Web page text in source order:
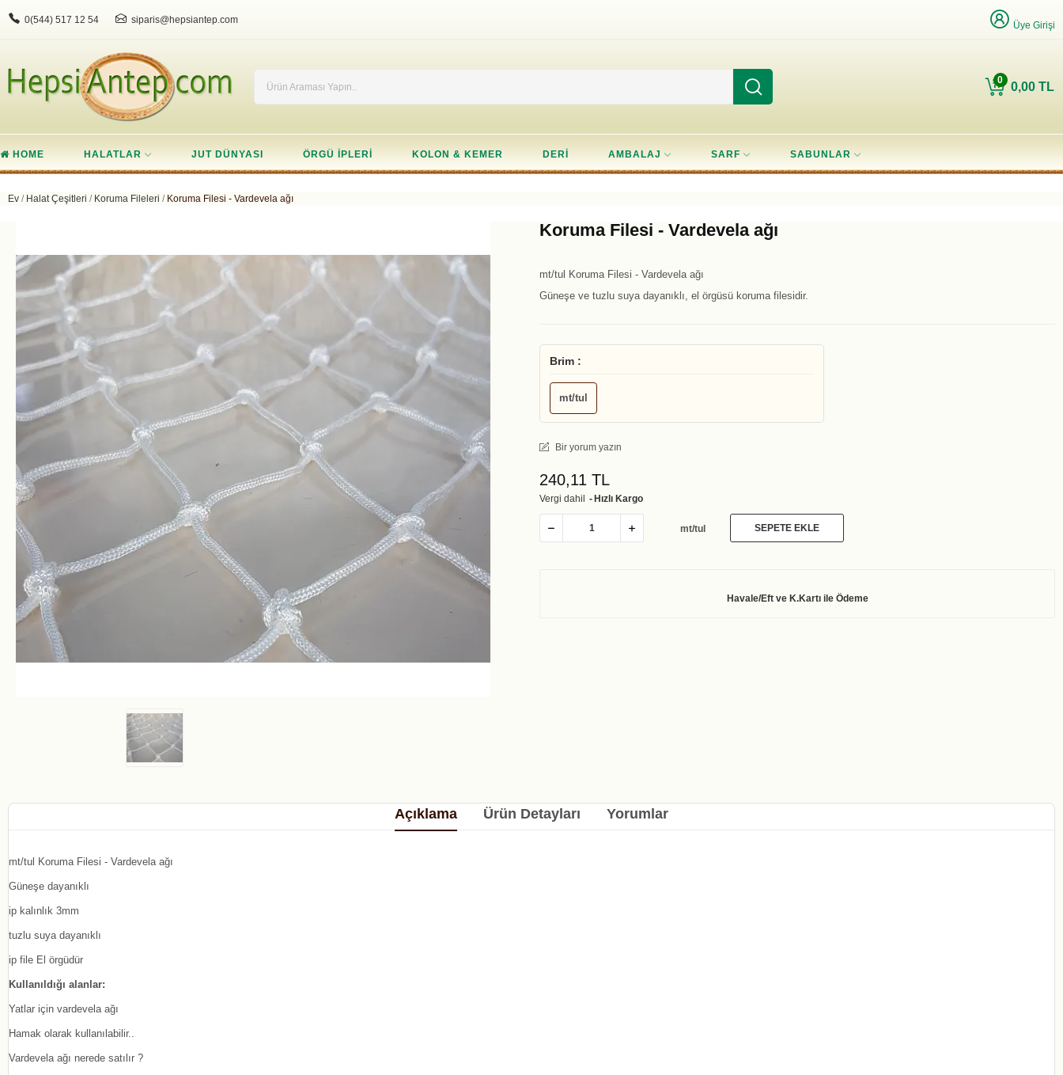
0(544) 517 12 54 siparis@hepsiantep.com
Üye Girişi
0,00 TL
0
HOME HALATLAR JUT DÜNYASI ÖRGÜ IPLERI KOLON & KEMER DERI AMBALAJ SARF SABUNLAR
Ev Halat Çeşitleri Koruma Fileleri Koruma Filesi - Vardevela ağı
Koruma Filesi - Vardevela ağı
mt/tul Koruma Filesi - Vardevela ağı
Güneşe ve tuzlu suya dayanıklı, el örgüsü koruma filesidir.
Brim :
mt/tul
Bir yorum yazın
240,11 TL
Vergi dahil Hızlı Kargo
mt/tul SEPETE EKLE
Açıklama Ürün Detayları Yorumlar
mt/tul Koruma Filesi - Vardevela ağı
Güneşe dayanıklı
ip kalınlık 3mm
tuzlu suya dayanıklı
ip file El örgüdür
Kullanıldığı alanlar:
Yatlar için vardevela ağı
Hamak olarak kullanılabilir..
Vardevela ağı nerede satılır ?